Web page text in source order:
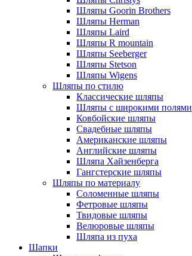
Шляпы Goorin Brothers
Шляпы Herman
Шляпы Laird
Шляпы R mountain
Шляпы Seeberger
Шляпы Stetson
Шляпы Wigens
Шляпы по стилю
Классические шляпы
Шляпы с широкими полями
Ковбойские шляпы
Свадебные шляпы
Американские шляпы
Английские шляпы
Шляпа Хайзенберга
Гангстерские шляпы
Шляпы по материалу
Соломенные шляпы
Фетровые шляпы
Твидовые шляпы
Велюровые шляпы
Шляпа из пуха
Шапки